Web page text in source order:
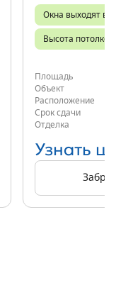
Окна выходят во
Высота
Площадь
Объект
Расположение
Срок сдачи
Отделка
Узнать